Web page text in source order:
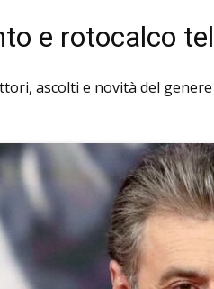
e rotocalco
ascolti e novità del genere